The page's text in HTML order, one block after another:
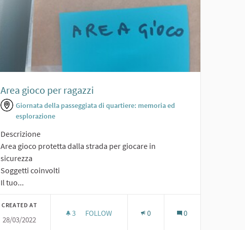
Area gioco per ragazzi
Giornata della passeggiata di quartiere: memoria ed
esplorazione
Descrizione
Area gioco protetta dalla strada per giocare in
sicurezza
Soggetti coinvolti
Il tuo...
CREATED AT
28/03/2022
3 3 FOLLOWERS
FOLLOW 0 0